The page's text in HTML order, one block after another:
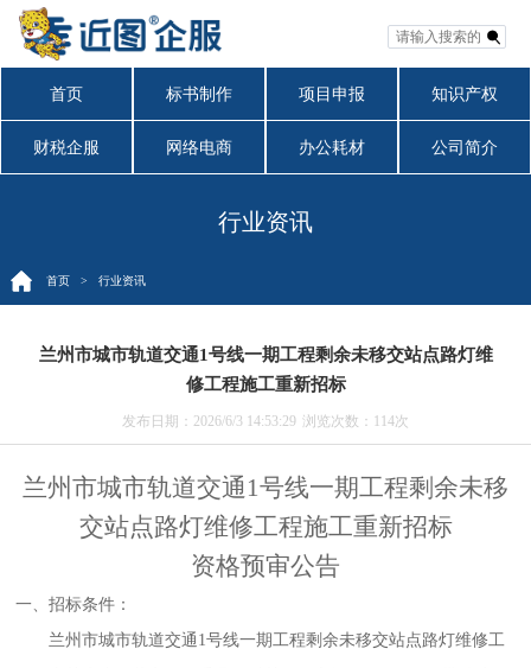
首页 标书制作 项目申报 知识产权
财税企服 网络电商 办公耗材 公司简介
行业资讯
首页> 行业资讯
兰州市城市轨道交通1号线一期工程剩余未移交站点路灯维
修工程施工重新招标
发布日期：2026/6/3 14:53:29 浏览次数： 114次
兰州市城市轨道交通1号线一期工程剩余未移
交站点路灯维修工程施工重新招标
资格预审公告
一、招标条件：
兰州市城市轨道交通 1号线一期工程剩余未移交站点路灯维修工